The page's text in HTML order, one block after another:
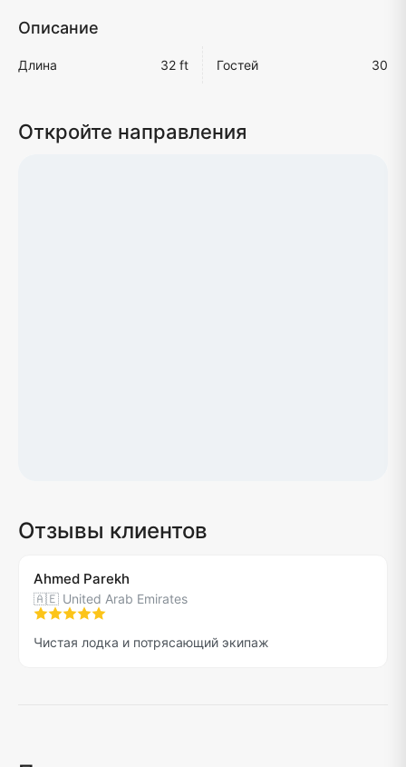
Описание
Длина 32 ft Гостей 30
Откройте направления
Отзывы клиентов
Ahmed Parekh
🇦🇪 United Arab Emirates
Чистая лодка и потрясающий экипаж